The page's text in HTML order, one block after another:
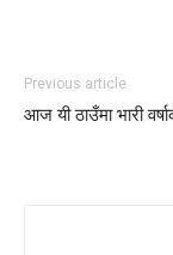
Previous article
आज यी ठाउँमा भारी